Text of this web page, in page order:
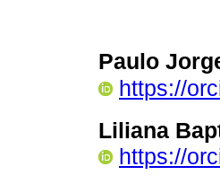
Paulo
https://
Liliana
https://